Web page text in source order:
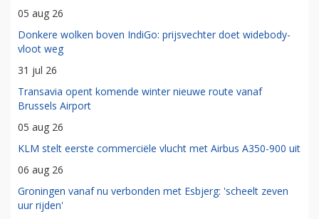
05 aug 26
Donkere wolken boven IndiGo: prijsvechter doet widebody-
vloot weg
31 jul 26
Transavia opent komende winter nieuwe route vanaf
Brussels Airport
05 aug 26
KLM stelt eerste commerciële vlucht met Airbus A350-900 uit
06 aug 26
Groningen vanaf nu verbonden met Esbjerg: 'scheelt zeven
uur rijden'